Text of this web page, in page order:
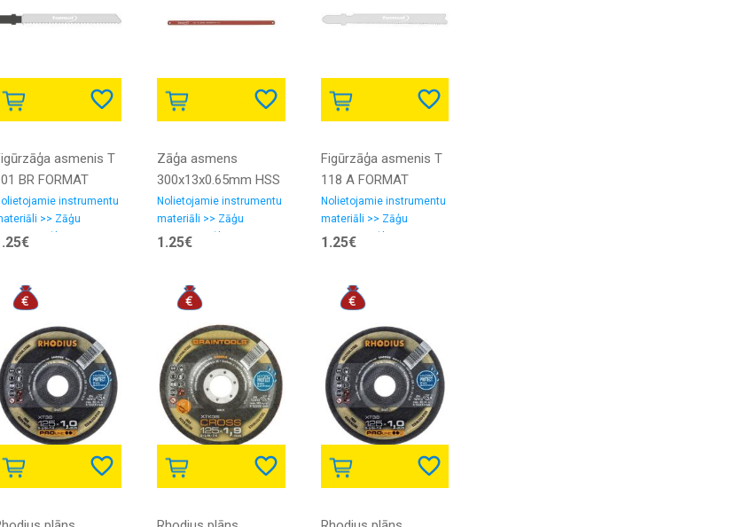
asmenis T
BR FORMAT
instrumentu
>> Zāģu
zāģlentas
Zāģa asmens
300x13x0.65mm HSS
Z32-18 FORMAT
Nolietojamie instrumentu
materiāli >> Zāģu
asmeņi, zāģlentas
1.25€
Figūrzāģa asmenis T
118 A FORMAT
Nolietojamie instrumentu
materiāli >> Zāģu
asmeņi, zāģlentas
1.25€